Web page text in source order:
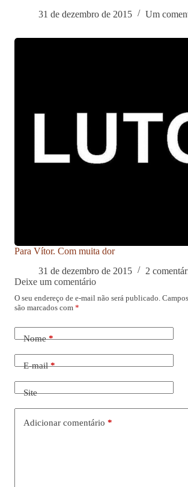
31 de dezembro de 2015
Um
Para Vítor. Com muita dor
31 de dezembro de 2015
2
Deixe um comentário
O seu endereço de e-mail não será publicado.
são marcados com *
Nome*
E-mail*
Site
Adicionar comentário *